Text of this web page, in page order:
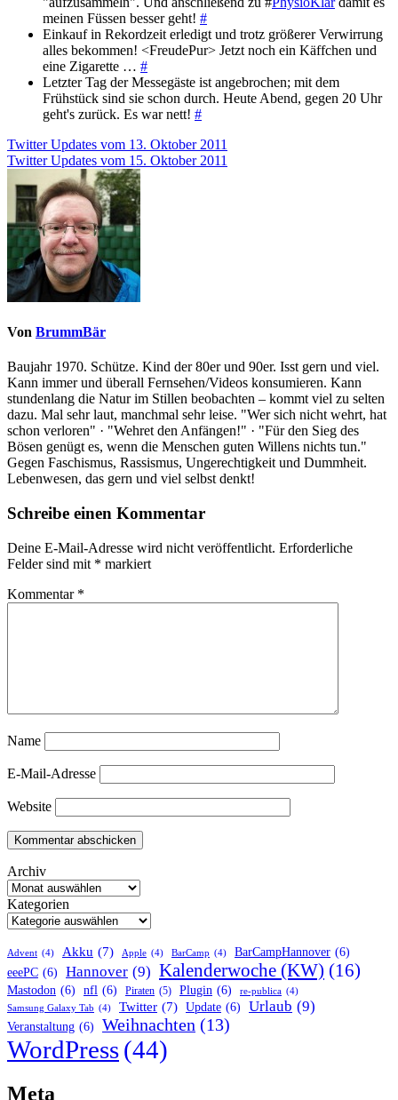
meinen Füssen besser geht! #
Einkauf in Rekordzeit erledigt und trotz größerer Verwirrung
alles bekommen! <FreudePur> Jetzt noch ein Käffchen und
eine Zigarette … #
Letzter Tag der Messegäste ist angebrochen; mit dem
Frühstück sind sie schon durch. Heute Abend, gegen 20 Uhr
geht's zurück. Es war nett! #
Beitragsnavigation
Twitter Updates vom 13. Oktober 2011
Twitter Updates vom 15. Oktober 2011
Von BrummBär
Baujahr 1970. Schütze. Kind der 80er und 90er. Isst gern und viel.
Kann immer und überall Fernsehen/Videos konsumieren. Kann
stundenlang die Natur im Stillen beobachten – kommt viel zu selten
dazu. Mal sehr laut, manchmal sehr leise. "Wer sich nicht wehrt, hat
schon verloren" · "Wehret den Anfängen!" · "Für den Sieg des
Bösen genügt es, wenn die Menschen guten Willens nichts tun."
Gegen Faschismus, Rassismus, Ungerechtigkeit und Dummheit.
Lebenwesen, das gern und viel selbst denkt!
Schreibe einen Kommentar
Deine E-Mail-Adresse wird nicht veröffentlicht. Erforderliche
Felder sind mit * markiert
Kommentar *
Name
E-Mail-Adresse
Website
Archiv
Kategorien
Advent (4) Akku (7) Apple (4) BarCamp (4) BarCampHannover (6)
eeePC (6) Hannover (9) Kalenderwoche (KW) (16)
Mastodon (6) nfl (6) Piraten (5) Plugin (6) re-publica (4)
Samsung Galaxy Tab (4) Twitter (7) Update (6) Urlaub (9)
Veranstaltung (6) Weihnachten (13)
WordPress(44)
Meta